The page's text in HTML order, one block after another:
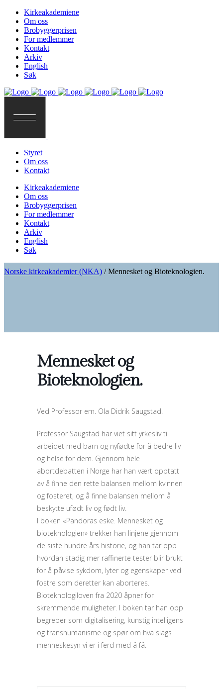
Kirkeakademiene
Om oss
Brobyggerprisen
For medlemmer
Kontakt
Arkiv
English
Søk
Styret
Om oss
Kontakt
Kirkeakademiene
Om oss
Brobyggerprisen
For medlemmer
Kontakt
Arkiv
English
Søk
Norske kirkeakademier (NKA) /Mennesket og Bioteknologien.
Mennesket og
Bioteknologien.
Ved Professor em. Ola Didrik Saugstad.
Professor Saugstad har viet sitt yrkesliv til
arbeidet med barn og nyfødte for å bedre liv
og helse for dem. Gjennom hele
abortdebatten i Norge har han vært opptatt
av å finne den rette balansen mellom kvinnen
og fosteret, og å finne balansen mellom å
beskytte ufødt liv og født liv.
I boken «Pandoras eske. Mennesket og
bioteknologien» trekker han linjene gjennom
de siste hundre års historie, og han tar opp
hvordan stadig mer raffinerte tester blir brukt
for å påvise sykdom, lyter og egenskaper ved
fostre som deretter kan aborteres.
Bioteknologiloven fra 2020 åpner for
skremmende muligheter. I boken tar han opp
begreper som digitalisering, kunstig intelligens
og transhumanisme og spør om hva slags
menneskesyn vi er i ferd med å få.